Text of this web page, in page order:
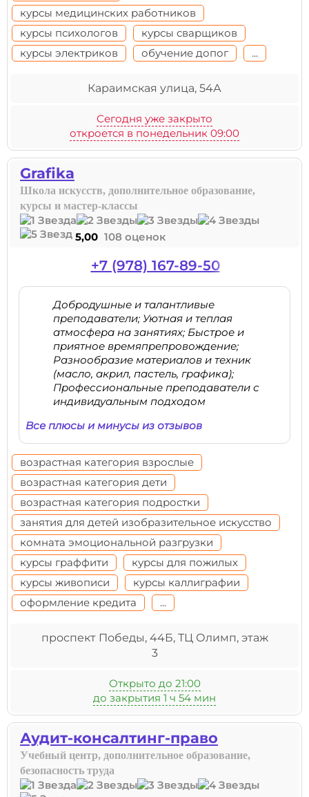
курсы медицинских работников
курсы психологов
курсы сварщиков
курсы электриков
обучение допог ...
Караимская улица, 54А
Сегодня уже закрыто
откроется в понедельник 09:00
Grafika
Школа искусств, дополнительное образование,
курсы и мастер-классы
5,00 108 оценок
+7 (978) 167-89-50
Добродушные и талантливые
преподаватели; Уютная и теплая
атмосфера на занятиях; Быстрое и
приятное времяпрепровождение;
Разнообразие материалов и техник
(масло, акрил, пастель, графика);
Профессиональные преподаватели с
индивидуальным подходом
Все плюсы и минусы из отзывов
возрастная категория взрослые
возрастная категория дети
возрастная категория подростки
занятия для детей изобразительное искусство
комната эмоциональной разгрузки
курсы граффити
курсы для пожилых
курсы живописи
курсы каллиграфии
оформление кредита
...
проспект Победы, 44Б, ТЦ Олимп, этаж
3
Открыто до 21:00
до закрытия 1 ч 54 мин
Аудит-консалтинг-право
Учебный центр, дополнительное образование,
безопасность труда